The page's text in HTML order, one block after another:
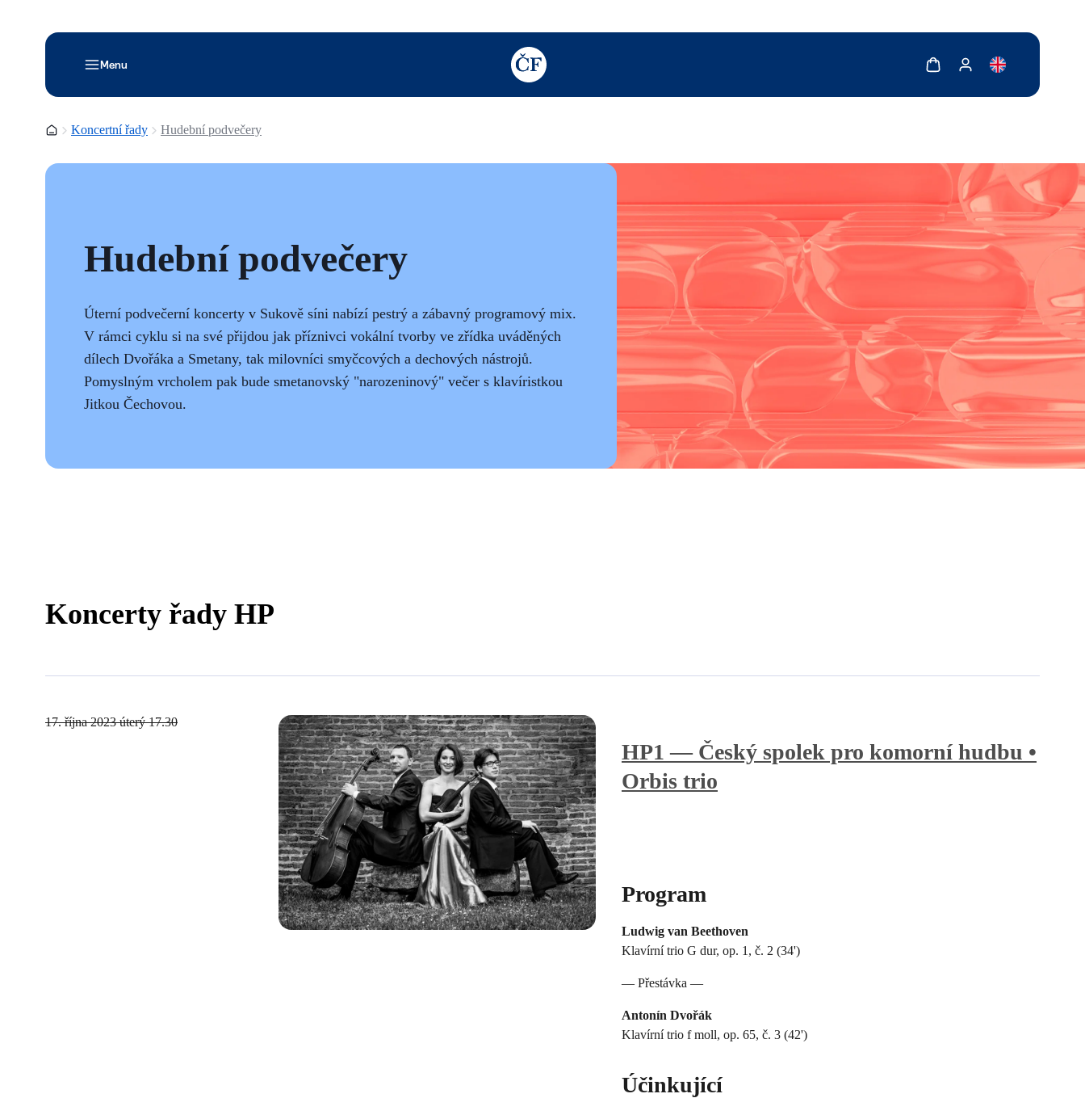
Menu
TODO: Add description for reader
Zobrazit košíkZobrazit můj účet
Domovská stránka
Koncertní řady Hudební podvečery
Hudební podvečery
Úterní podvečerní koncerty v Sukově síni nabízí pestrý a zábavný programový mix.
V rámci cyklu si na své přijdou jak příznivci vokální tvorby ve zřídka uváděných
dílech Dvořáka a Smetany, tak milovníci smyčcových a dechových nástrojů.
Pomyslným vrcholem pak bude smetanovský "narozeninový" večer s klavíristkou
Jitkou Čechovou.
Koncerty řady HP
HP1 — Český spolek pro komorní hudbu •
Orbis trio
Program
Ludwig van Beethoven
Klavírní trio G dur, op. 1, č. 2 (34')
— Přestávka —
Antonín Dvořák
Klavírní trio f moll, op. 65, č. 3 (42')
Účinkující
17. října 2023 úterý 17.30